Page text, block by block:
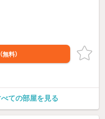
（無料）
ての部屋を見る